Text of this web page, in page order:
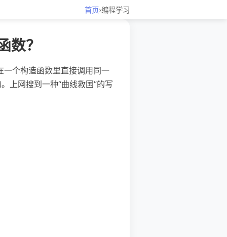
首页›编程学习
数？
个构造函数里直接调用同一
上网搜到一种“曲线救国”的写